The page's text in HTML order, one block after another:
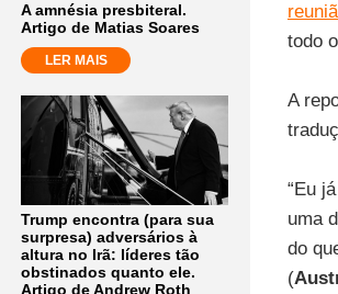
A amnésia presbiteral.
Artigo de Matias Soares
LER MAIS
Trump encontra (para sua
surpresa) adversários à
altura no Irã: líderes tão
obstinados quanto ele.
Artigo de Andrew Roth
todo
A
“Eu
uma
do
(